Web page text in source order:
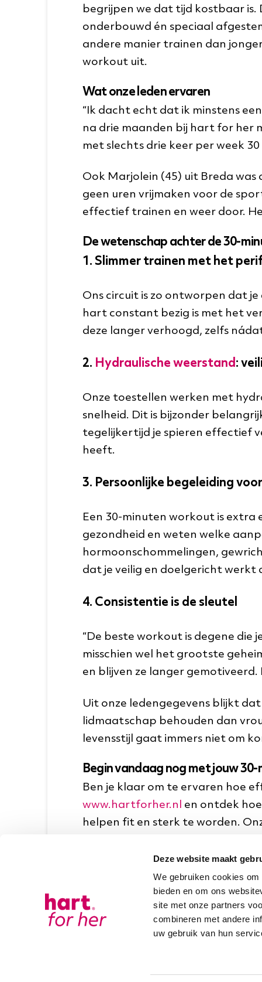
Deze website maakt
We gebruiken cookies
bieden en om ons
site met onze partners
combineren met andere
uw gebruik van hun
begrijpen we dat tijd kostbaar
onderbouwd én speciaal
andere manier trainen dan
workout uit.
Wat onze leden ervaren
“Ik dacht echt dat ik minstens
na drie maanden bij hart for her
met slechts drie keer per week
Ook Marjolein (45) uit Breda
geen uren vrijmaken voor de
effectief trainen en weer door.
De wetenschap achter de 30-
1. Slimmer trainen met het
Ons circuit is zo ontworpen dat
hart constant bezig is met het
deze langer verhoogd, zelfs
2. Hydraulische weerstand:
Onze toestellen werken met
snelheid. Dit is bijzonder
tegelijkertijd je spieren effectief
heeft.
3. Persoonlijke begeleiding
Een 30-minuten workout is extra
gezondheid en weten welke
hormoonschommelingen,
dat je veilig en doelgericht werkt
4. Consistentie is de sleutel
“De beste workout is degene die
misschien wel het grootste
en blijven ze langer
Uit onze ledengegevens blijkt
lidmaatschap behouden dan
levensstijl gaat immers niet om
Begin vandaag nog met jouw
Ben je klaar om te ervaren hoe
www.hartforher.nl en ontdek
helpen fit en sterk te worden.
Want bij hart for her geloven
Vrijblijvende proefles